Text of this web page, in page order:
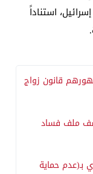
استناداً
قانون زواج
ملف فساد
بـ(عدم حماية